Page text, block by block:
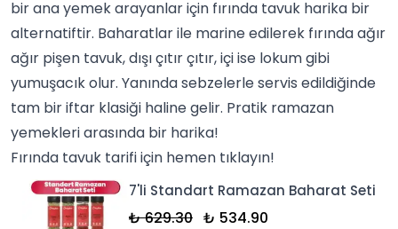
bir ana yemek arayanlar için fırında tavuk harika bir
alternatiftir. Baharatlarile marine edilerek fırında ağır
ağır pişen tavuk, dışı çıtır çıtır, içi ise lokum gibi
yumuşacık olur. Yanındasebzelerle servis edildiğinde
tam bir iftar klasiği haline gelir. Pratik ramazan
yemekleri arasında bir harika!
Fırında tavuk tarifiiçin hemen tıklayın!
7'li Standart Ramazan Baharat Seti
₺ 629.30 ₺ 534.90